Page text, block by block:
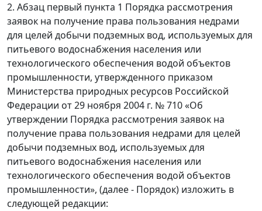
2. Абзац первый пункта 1 Порядка рассмотрения
заявок на получение права пользования недрами
для целей добычи подземных вод, используемых для
питьевого водоснабжения населения или
технологического обеспечения водой объектов
промышленности, утвержденного приказом
Министерства природных ресурсов Российской
Федерации от 29 ноября 2004 г. № 710 «Об
утверждении Порядка рассмотрения заявок на
получение права пользования недрами для целей
добычи подземных вод, используемых для
питьевого водоснабжения населения или
технологического обеспечения водой объектов
промышленности», (далее - Порядок) изложить в
следующей редакции: